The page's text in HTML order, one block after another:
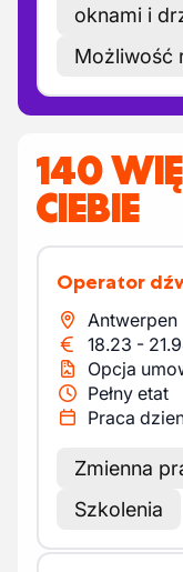
oknami i
Możliwość
140
CIEBIE
Operator
Antwerpen
18.23 -
Opcja
Pełny etat
Praca
Zmienna
Szkolenia